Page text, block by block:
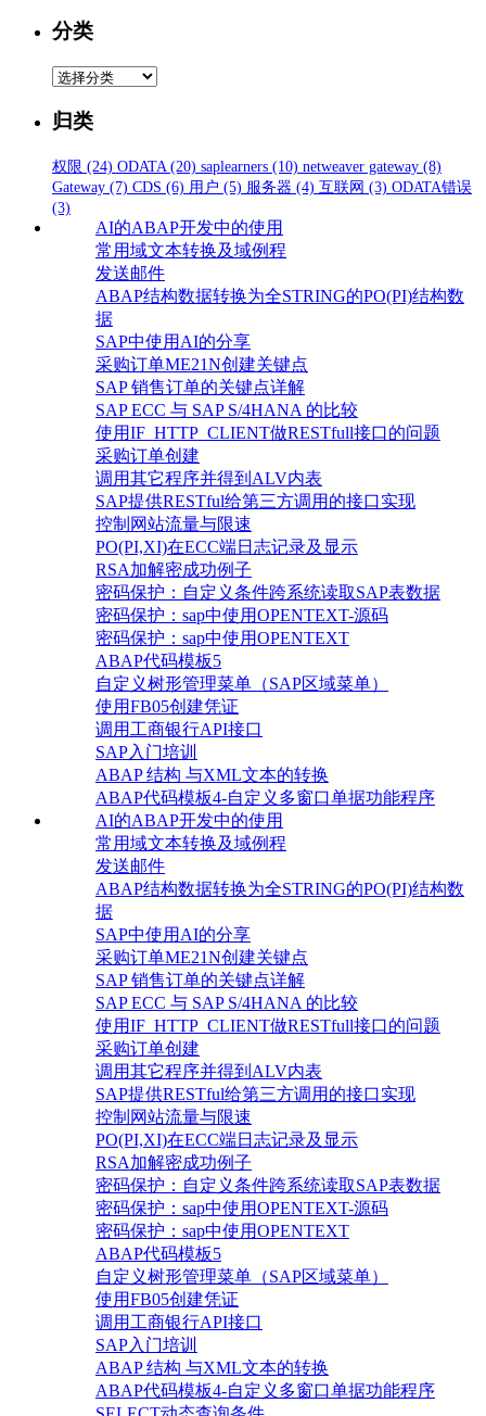
分类
分
归类
权限 (24) ODATA (20) saplearners (10) netweaver gateway (8)
Gateway (7) CDS (6) 用户 (5) 服务器 (4) 互联网 (3) ODATA错误
(3)
AI的ABAP开发中的使用
常用域文本转换及域例程
发送邮件
ABAP结构数据转换为全STRING的PO(PI)结构数
据
SAP中使用AI的分享
采购订单ME21N创建关键点
SAP 销售订单的关键点详解
SAP ECC 与 SAP S/4HANA 的比较
使用IF_HTTP_CLIENT做RESTfull接口的问题
采购订单创建
调用其它程序并得到ALV内表
SAP提供RESTful给第三方调用的接口实现
控制网站流量与限速
PO(PI,XI)在ECC端日志记录及显示
RSA加解密成功例子
密码保护：自定义条件跨系统读取SAP表数据
密码保护：sap中使用OPENTEXT-源码
密码保护：sap中使用OPENTEXT
ABAP代码模板5
自定义树形管理菜单（SAP区域菜单）
使用FB05创建凭证
调用工商银行API接口
SAP入门培训
ABAP 结构 与XML文本的转换
ABAP代码模板4-自定义多窗口单据功能程序
AI的ABAP开发中的使用
常用域文本转换及域例程
发送邮件
ABAP结构数据转换为全STRING的PO(PI)结构数
据
SAP中使用AI的分享
采购订单ME21N创建关键点
SAP 销售订单的关键点详解
SAP ECC 与 SAP S/4HANA 的比较
使用IF_HTTP_CLIENT做RESTfull接口的问题
采购订单创建
调用其它程序并得到ALV内表
SAP提供RESTful给第三方调用的接口实现
控制网站流量与限速
PO(PI,XI)在ECC端日志记录及显示
RSA加解密成功例子
密码保护：自定义条件跨系统读取SAP表数据
密码保护：sap中使用OPENTEXT-源码
密码保护：sap中使用OPENTEXT
ABAP代码模板5
自定义树形管理菜单（SAP区域菜单）
使用FB05创建凭证
调用工商银行API接口
SAP入门培训
ABAP 结构 与XML文本的转换
ABAP代码模板4-自定义多窗口单据功能程序